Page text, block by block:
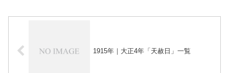
1915年｜大正4年「天赦日」一覧